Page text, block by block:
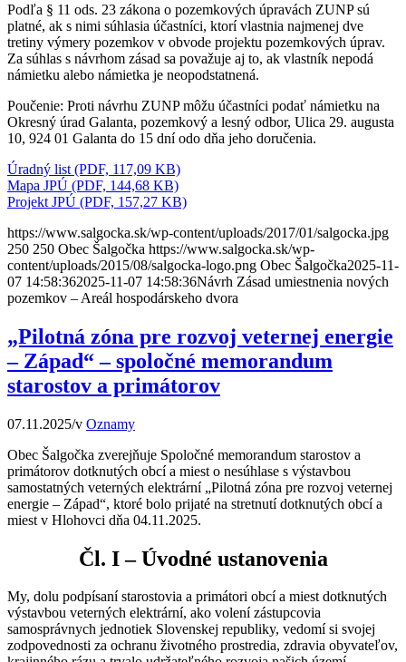
Podľa § 11 ods. 23 zákona o pozemkových úpravách ZUNP sú
platné, ak s nimi súhlasia účastníci, ktorí vlastnia najmenej dve
tretiny výmery pozemkov v obvode projektu pozemkových úprav.
Za súhlas s návrhom zásad sa považuje aj to, ak vlastník nepodá
námietku alebo námietka je neopodstatnená.
Poučenie: Proti návrhu ZUNP môžu účastníci podať námietku na
Okresný úrad Galanta, pozemkový a lesný odbor, Ulica 29. augusta
10, 924 01 Galanta do 15 dní odo dňa jeho doručenia.
Úradný list (PDF, 117,09 KB)
Mapa JPÚ (PDF, 144,68 KB)
Projekt JPÚ (PDF, 157,27 KB)
https://www.salgocka.sk/wp-content/uploads/2017/01/salgocka.jpg
250 250 Obec Šalgočka https://www.salgocka.sk/wp-
content/uploads/2015/08/salgocka-logo.png Obec Šalgočka2025-11-
07 14:58:362025-11-07 14:58:36Návrh Zásad umiestnenia nových
pozemkov – Areál hospodárskeho dvora
„Pilotná zóna pre rozvoj veternej energie
– Západ“ – spoločné memorandum
starostov a primátorov
07.11.2025/v Oznamy
Obec Šalgočka zverejňuje Spoločné memorandum starostov a
primátorov dotknutých obcí a miest o nesúhlase s výstavbou
samostatných veterných elektrární „Pilotná zóna pre rozvoj veternej
energie – Západ“, ktoré bolo prijaté na stretnutí dotknutých obcí a
miest v Hlohovci dňa 04.11.2025.
Čl. I – Úvodné ustanovenia
My, dolu podpísaní starostovia a primátori obcí a miest dotknutých
výstavbou veterných elektrární, ako volení zástupcovia
samosprávnych jednotiek Slovenskej republiky, vedomí si svojej
zodpovednosti za ochranu životného prostredia, zdravia obyvateľov,